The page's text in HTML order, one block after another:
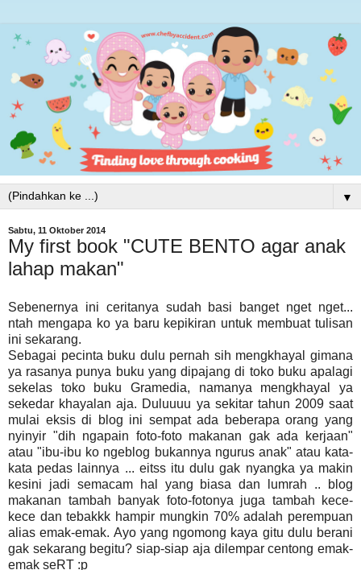
▼
Sabtu, 11 Oktober 2014
My first book "CUTE BENTO agar anak
lahap makan"
Sebenernya ini ceritanya sudah basi banget nget nget...
ntah mengapa ko ya baru kepikiran untuk membuat tulisan
ini sekarang.
Sebagai pecinta buku dulu pernah sih mengkhayal gimana
ya rasanya punya buku yang dipajang di toko buku apalagi
sekelas toko buku Gramedia, namanya mengkhayal ya
sekedar khayalan aja. Duluuuu ya sekitar tahun 2009 saat
mulai eksis di blog ini sempat ada beberapa orang yang
nyinyir "dih ngapain foto-foto makanan gak ada kerjaan"
atau "ibu-ibu ko ngeblog bukannya ngurus anak" atau kata-
kata pedas lainnya ... eitss itu dulu gak nyangka ya makin
kesini jadi semacam hal yang biasa dan lumrah .. blog
makanan tambah banyak foto-fotonya juga tambah kece-
kece dan tebakkk hampir mungkin 70% adalah perempuan
alias emak-emak. Ayo yang ngomong kaya gitu dulu berani
gak sekarang begitu? siap-siap aja dilempar centong emak-
emak seRT :p